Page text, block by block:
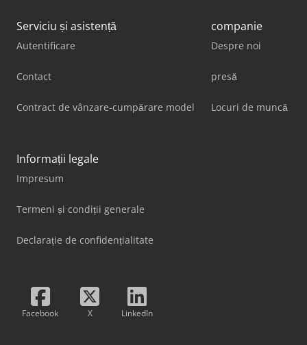
Serviciu și asistență
Autentificare
Contact
Contract de vânzare-cumpărare model
companie
Despre noi
presă
Locuri de muncă
Informații legale
Impresum
Termeni și condiții generale
Declarație de confidențialitate
Facebook X LinkedIn